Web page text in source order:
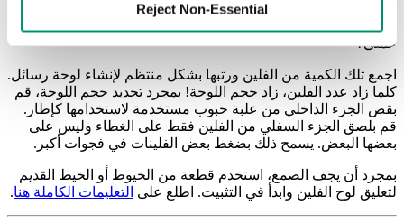
Reject Non-Essential
هناك الكثير من الاستخدامات للفلين مثل هذه
اللطيفة
عملي؟
اجمع تلك الكمية من الفلين ورتبها بشكل منتظم لإنشاء لوحة رسائل.
كلما زاد عدد الفلين، زاد حجم اللوحة! بمجرد تحديد حجم اللوحة، قم
بقص الجزء الداخلي من علبة حبوب مستخدمة لاستخدامها كإطار.
قم بلصق الجزء السفلي من الفلين فقط على الغطاء وليس على
بعضها البعض. يسمح ذلك بضغط بعض الفلينات في فجوات أكبر.
بمجرد أن يجف الصمغ، استخدم قطعة من الخيوط أو الخيط القديم
لتعليق لوح الفلين وابدأ في التثبيت. اطلع على التعليمات الكاملة هنا.